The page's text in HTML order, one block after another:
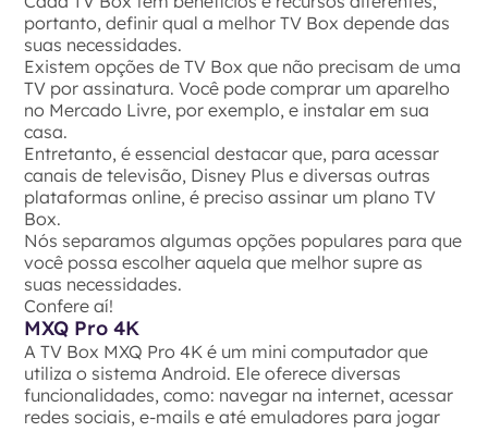
portanto, definir qual a melhor TV Box depende das
suas necessidades.
Existem opções de TV Box que não precisam de uma
TV por assinatura. Você pode comprar um aparelho
no Mercado Livre, por exemplo, e instalar em sua
casa.
Entretanto, é essencial destacar que, para acessar
canais de televisão, Disney Plus e diversas outras
plataformas online, é preciso assinar um plano TV
Box.
Nós separamos algumas opções populares para que
você possa escolher aquela que melhor supre as
suas necessidades.
Confere aí!
MXQ Pro 4K
A TV Box MXQ Pro 4K é um mini computador que
utiliza o sistema Android. Ele oferece diversas
funcionalidades, como: navegar na internet, acessar
redes sociais, e-mails e até emuladores para jogar